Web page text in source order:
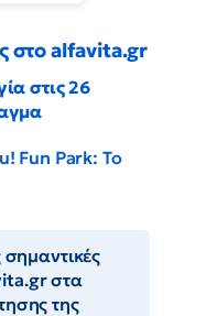
στο alfavita.gr
στις 26
Fun Park: Το
στα
της